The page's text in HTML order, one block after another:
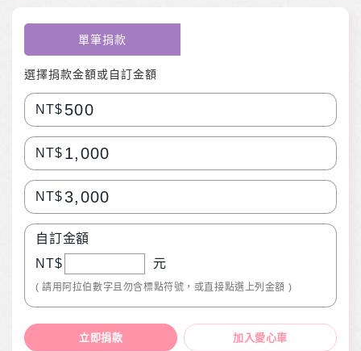
單筆捐款
選擇捐款金額或自訂金額
NT$ 500
NT$ 1,000
NT$ 3,000
自訂金額
NT$
元
( 請用阿拉伯數字且勿含標點符號，或直接點選上列金額 )
立即捐款 加入愛心車